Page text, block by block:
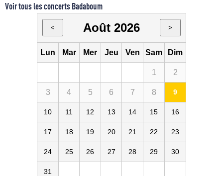
Voir tous les concerts Badaboum
< Août 2026 >
Lun Mar Mer Jeu Ven Sam Dim
1 2
3 4 5 6 7 8 9
10 11 12 13 14 15 16
17 18 19 20 21 22 23
24 25 26 27 28 29 30
31